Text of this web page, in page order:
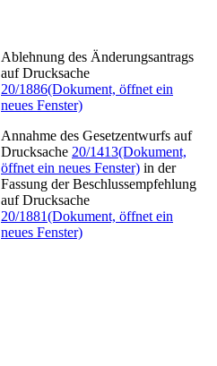
Ablehnung des Änderungsantrags
auf Drucksache
20/1886(Dokument, öffnet ein
neues Fenster)
Annahme des Gesetzentwurfs auf
Drucksache 20/1413(Dokument,
öffnet ein neues Fenster) in der
Fassung der Beschlussempfehlung
auf Drucksache
20/1881(Dokument, öffnet ein
neues Fenster)